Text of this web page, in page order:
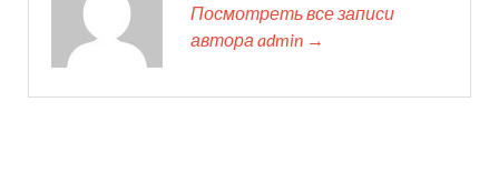
Посмотреть все записи
автора admin →